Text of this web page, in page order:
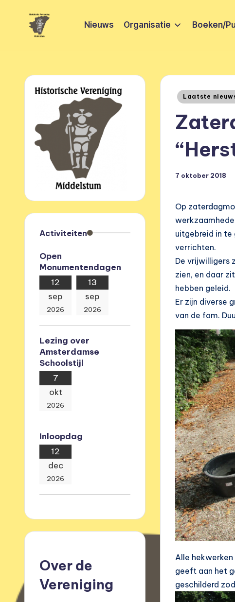
s
o
ri
h
Nieuws Organisatie Boeken/
Geplaatst
Laatste
7 oktober 2018
Op
uitgebreid in te
verrichten.
De vrijwilligers
zien, en daar
hebben geleid.
Er zijn diverse
van de fam.
Alle
geeft aan het
geschilderd
Activiteiten
Open
Monumentendagen
12
sep
2026
13
sep
2026
Lezing over
Amsterdamse
Schoolstijl
7
okt
2026
Inloopdag
12
dec
2026
Over de
Vereniging